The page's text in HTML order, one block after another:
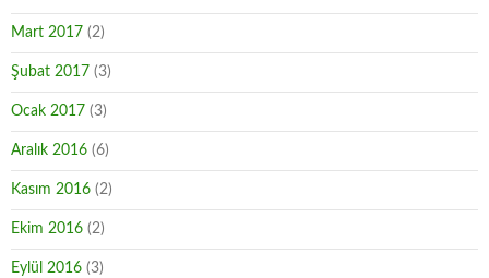
Mart 2017 (2)
Şubat 2017 (3)
Ocak 2017 (3)
Aralık 2016 (6)
Kasım 2016 (2)
Ekim 2016 (2)
Eylül 2016 (3)